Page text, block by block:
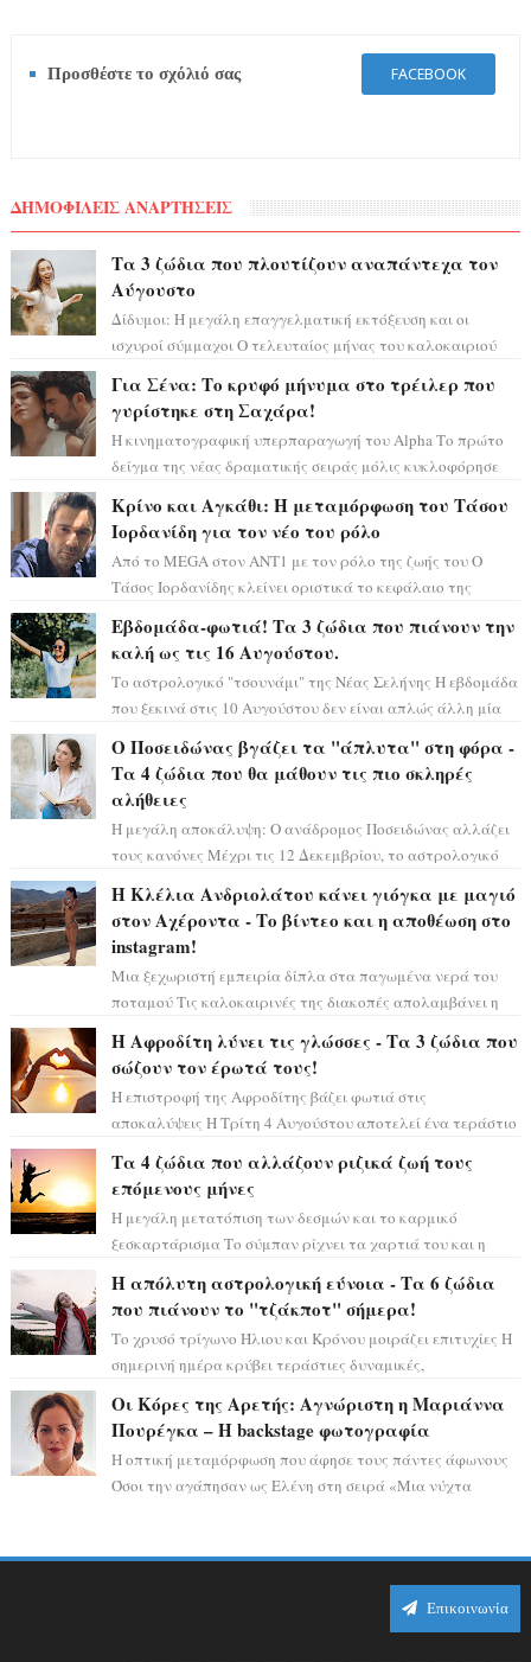
Προσθέστε το σχόλιό σας FACEBOOK
ΔΗΜΟΦΙΛΕΙΣ ΑΝΑΡΤΗΣΕΙΣ
Τα 3 ζώδια που πλουτίζουν αναπάντεχα τον
Αύγουστο
Δίδυμοι: Η μεγάλη επαγγελματική εκτόξευση και οι
ισχυροί σύμμαχοι Ο τελευταίος μήνας του καλοκαιριού
Για Σένα: Το κρυφό μήνυμα στο τρέιλερ που
γυρίστηκε στη Σαχάρα!
Η κινηματογραφική υπερπαραγωγή του Alpha Το πρώτο
δείγμα της νέας δραματικής σειράς μόλις κυκλοφόρησε
Κρίνο και Αγκάθι: Η μεταμόρφωση του Τάσου
Ιορδανίδη για τον νέο του ρόλο
Από το MEGA στον ΑΝΤ1 με τον ρόλο της ζωής του Ο
Τάσος Ιορδανίδης κλείνει οριστικά το κεφάλαιο της
Εβδομάδα-φωτιά! Τα 3 ζώδια που πιάνουν την
καλή ως τις 16 Αυγούστου.
Το αστρολογικό "τσουνάμι" της Νέας Σελήνης Η εβδομάδα
που ξεκινά στις 10 Αυγούστου δεν είναι απλώς άλλη μία
Ο Ποσειδώνας βγάζει τα "άπλυτα" στη φόρα -
Τα 4 ζώδια που θα μάθουν τις πιο σκληρές
αλήθειες
Η μεγάλη αποκάλυψη: Ο ανάδρομος Ποσειδώνας αλλάζει
τους κανόνες Μέχρι τις 12 Δεκεμβρίου, το αστρολογικό
Η Κλέλια Ανδριολάτου κάνει γιόγκα με μαγιό
στον Αχέροντα - Το βίντεο και η αποθέωση στο
instagram!
Μια ξεχωριστή εμπειρία δίπλα στα παγωμένα νερά του
ποταμού Τις καλοκαιρινές της διακοπές απολαμβάνει η
Η Αφροδίτη λύνει τις γλώσσες - Τα 3 ζώδια που
σώζουν τον έρωτά τους!
Η επιστροφή της Αφροδίτης βάζει φωτιά στις
αποκαλύψεις Η Τρίτη 4 Αυγούστου αποτελεί ένα τεράστιο
Τα 4 ζώδια που αλλάζουν ριζικά ζωή τους
επόμενους μήνες
Η μεγάλη μετατόπιση των δεσμών και το καρμικό
ξεσκαρτάρισμα Το σύμπαν ρίχνει τα χαρτιά του και η
Η απόλυτη αστρολογική εύνοια - Τα 6 ζώδια
που πιάνουν το "τζάκποτ" σήμερα!
Το χρυσό τρίγωνο Ήλιου και Κρόνου μοιράζει επιτυχίες Η
σημερινή ημέρα κρύβει τεράστιες δυναμικές,
Οι Κόρες της Αρετής: Αγνώριστη η Μαριάννα
Πουρέγκα – H backstage φωτογραφία
Η οπτική μεταμόρφωση που άφησε τους πάντες άφωνους
Όσοι την αγάπησαν ως Ελένη στη σειρά «Μια νύχτα
Επικοινωνία